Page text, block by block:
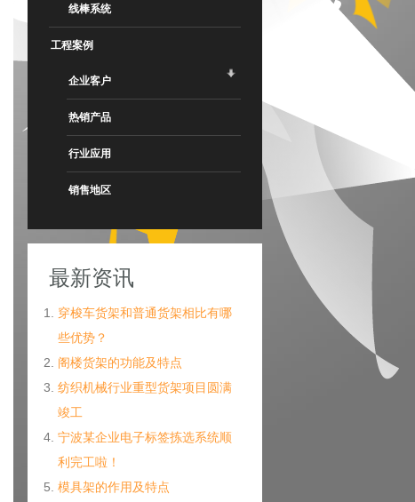
线棒系统
工程案例
企业客户
热销产品
行业应用
销售地区
最新资讯
穿梭车货架和普通货架相比有哪
些优势？
阁楼货架的功能及特点
纺织机械行业重型货架项目圆满
竣工
宁波某企业电子标签拣选系统顺
利完工啦！
模具架的作用及特点